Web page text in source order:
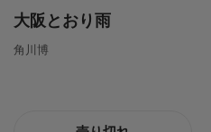
大阪とおり雨
角川博